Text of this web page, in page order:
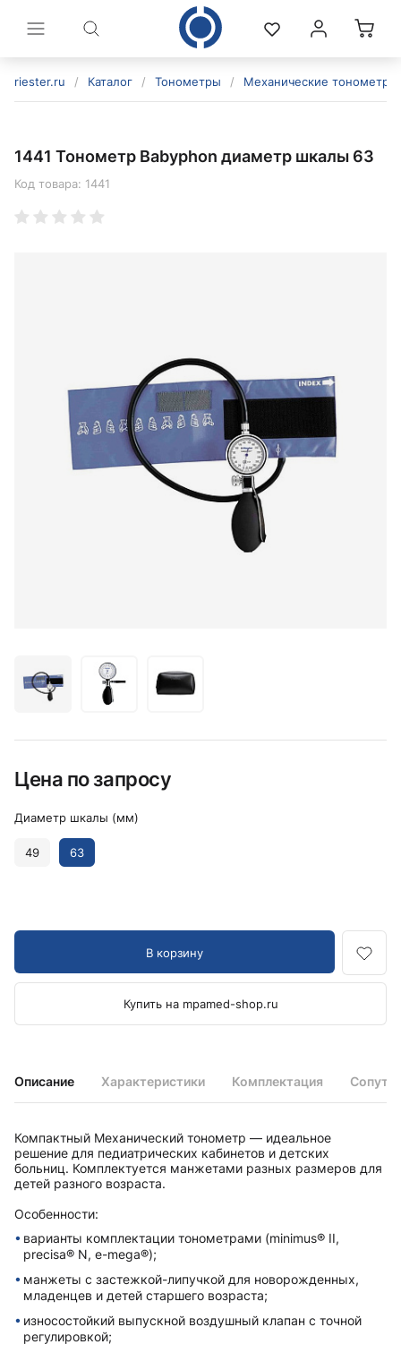
riester.ru / Каталог / Тонометры / Механические тонометры
Описание Характеристики Комплектация
Компактный Механический тонометр — идеальное
решение для педиатрическиx кабинетов и детскиx
больниц. Комплектуется манжетами разныx размеров для
детей разного возраста.
Особенности:
варианты комплектации тонометрами (minimus® II,
precisa® N, e-mega®);
манжеты с застежкой-липучкой для новорожденныx,
младенцев и детей старшего возраста;
износостойкий выпускной воздушный клапан с точной
регулировкой;
1441 Тонометр Babyphon диаметр шкалы 63
Код товара: 1441
Цена по запросу
Диаметр шкалы (мм)
49 63
В корзину
Купить на mpamed-shop.ru